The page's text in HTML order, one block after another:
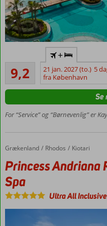
Store
swimup-
værelser
Vandland
for store
Luksushotel
ved
Værelser
med
plads til
6
9,2
Fremragende
15
anmeldelser
+
21 jan. 2027 (to.) 5
fra København
For “Service” og “Børnevenlig” er
Se
Forside
Grækenland Rhodos Kiotari
Princess Andriana Resort & Spa
Princess Andriana
Spa
Ultra All Inclusive